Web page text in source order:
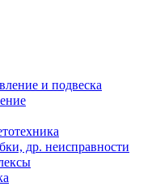
и подвеска
др. неисправности